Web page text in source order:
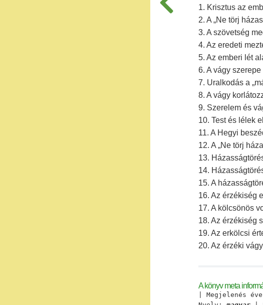
1. Krisztus az
2. A „Ne törj
3. A szövetség
4. Az eredeti
5. Az emberi lét
6. A vágy
7. Uralkodás a
8. A vágy
9. Szerelem és
10. Test és lélek
11. A Hegyi
12. A „Ne törj
13.
14.
15. A
16. Az érzékiség
17. A kölcsönös
18. Az érzékiség
19. Az erkölcsi
20. Az érzéki
A könyv meta
| Megjelenés